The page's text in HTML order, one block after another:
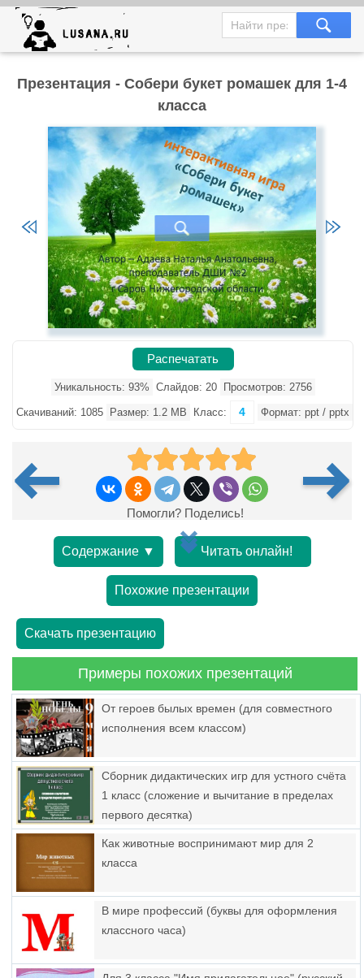
Презентация - Собери букет ромашек для 1-4
класса
Распечатать
Уникальность: 93% Слайдов: 20 Просмотров: 2756
Скачиваний: 1085 Размер: 1.2 MB Класс: 4 Формат: ppt / pptx
Помогли? Поделись!
Содержание ▼ Читать онлайн!
Похожие презентации
Скачать презентацию
Примеры похожих презентаций
От героев былых времен (для совместного
исполнения всем классом)
Сборник дидактических игр для устного счёта
1 класс (сложение и вычитание в пределах
первого десятка)
Как животные воспринимают мир для 2
класса
В мире профессий (буквы для оформления
классного часа)